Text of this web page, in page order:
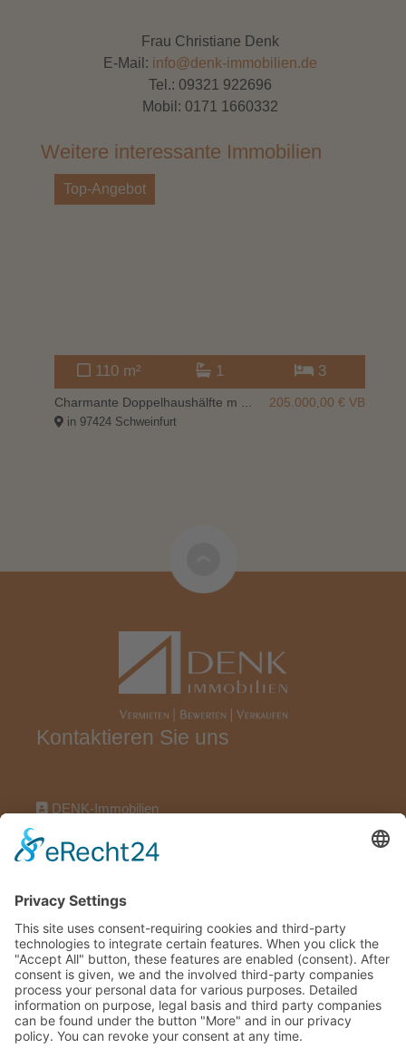
Frau Christiane Denk
E-Mail: info@denk-immobilien.de
Tel.: 09321 922696
Mobil: 0171 1660332
Weitere interessante Immobilien
Top-Angebot
110 m² 1 3
Charmante Doppelhaushälfte m ... € VB
205.000,00
in 97424 Schweinfurt
Kontaktieren Sie uns
DENK-Immobilien
09321922696